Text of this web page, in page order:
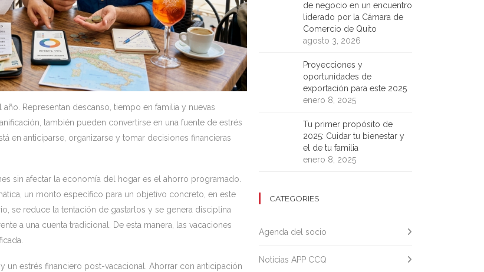
Representan descanso, tiempo en familia y nuevas
también pueden convertirse en una fuente de estrés
en anticiparse, organizarse y tomar decisiones financieras
sin afectar la economía del hogar es el ahorro programado.
un monto específico para un objetivo concreto, en este
se reduce la tentación de gastarlos y se genera disciplina
a una cuenta tradicional. De esta manera, las vacaciones
un estrés financiero post-vacacional. Ahorrar con anticipación
de negocio en un encuentro
liderado por la Cámara de
Comercio de Quito
agosto 3, 2026
Proyecciones y
oportunidades de
exportación para este 2025
enero 8, 2025
Tu primer propósito de
2025: Cuidar tu bienestar y
el de tu familia
enero 8, 2025
CATEGORIES
Agenda del socio
Noticias APP CCQ